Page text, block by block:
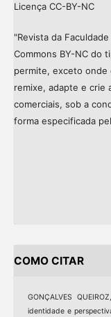
Licença CC-BY-NC
"Revista da
Commons BY-NC do
permite, exceto onde
remixe, adapte e crie
comerciais, sob a
forma especificada
COMO CITAR
GONÇALVES
identidade e